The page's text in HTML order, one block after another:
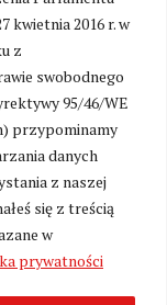
kwietnia 2016 r. w
z
swobodnego
95/46/WE
przypominamy
danych
z naszej
się z treścią
w
prywatności